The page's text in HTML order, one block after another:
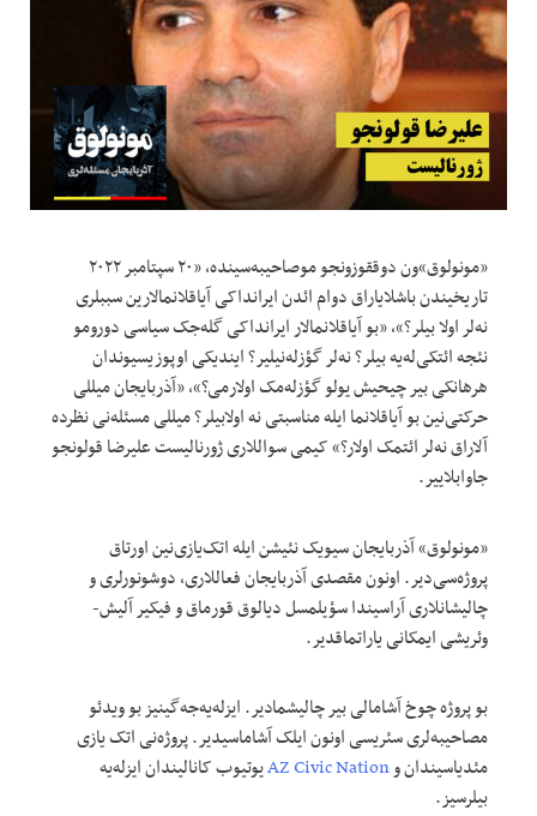
«مونولوق»ون دوققوزونجو موصاحیبه‌سینده، «۲۰ سپتامبر ۲۰۲۲
تاریخیندن باشلایاراق دوام ائدن ایرانداکی آیاقلانمالارین سببلری
نه‌لر اولا بیلر؟»، «بو آیاقلانمالار ایرانداکی گله‌جک سیاسی دورومو
نئجه ائتکی‌له‌یه ‌بیلر؟ نه‌لر گؤزله‌نیلیر؟ ایندیکی اوپوزیسیوندان
هرهانکی بیر چیحیش یولو گؤزله‌مک اولارمی؟»، «آذربایجان میللی
حرکتی‌نین بو آیاقلانما ایله مناسبتی نه اولابیلر؟ میللی مسئله‌نی نظرده
آلاراق نه‌لر ائتمک اولار؟» کیمی سواللاری ژورنالیست علیرضا قولونجو
جاوابلاییر.
«مونولوق» آذربایجان سیویک نئیشن ایله اتک‌یازی‌نین اورتاق
پروژه‌سی‌دیر. اونون مقصدی آذربایجان فعاللاری، دوشونورلری و
چالیشانلاری آراسیندا سؤیلمسل دیالوق قورماق و فیکیر آلیش-
وئریشی ایمکانی یاراتماقدیر.
بو پروژه چوخ آشامالی بیر چالیشمادیر. ایزله‌یه‌جه‌گینیز بو ویدئو
مصاحیبه‌لری سئریسی اونون ایلک آشاماسیدیر. پروژه‌نی اتک یازی
مئدیاسیندان وAZ Civic Nationیوتیوب کانالیندان ایزله‌یه
بیلرسیز.